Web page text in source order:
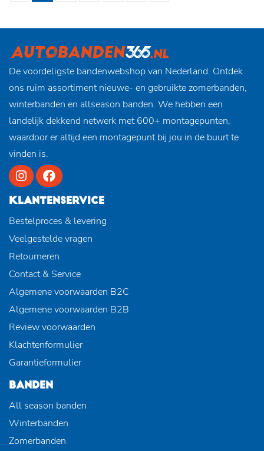
De voordeligste bandenwebshop van Nederland. Ontdek
ons ruim assortiment nieuwe- en gebruikte zomerbanden,
winterbanden en allseason banden. We hebben een
landelijk dekkend netwerk met 600+ montagepunten,
waardoor er altijd een montagepunt bij jou in de buurt te
vinden is.
KLANTENSERVICE
Bestelproces & levering
Veelgestelde vragen
Retourneren
Contact & Service
Algemene voorwaarden B2C
Algemene voorwaarden B2B
Review voorwaarden
Klachtenformulier
Garantieformulier
BANDEN
All season banden
Winterbanden
Zomerbanden